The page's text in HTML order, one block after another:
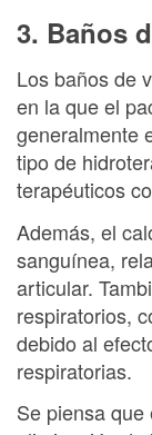
3. Baños
Los baños de
en la que el
generalmente
tipo de
terapéuticos
Además, el
sanguínea,
articular.
respiratorios,
debido al
respiratorias.
Se piensa